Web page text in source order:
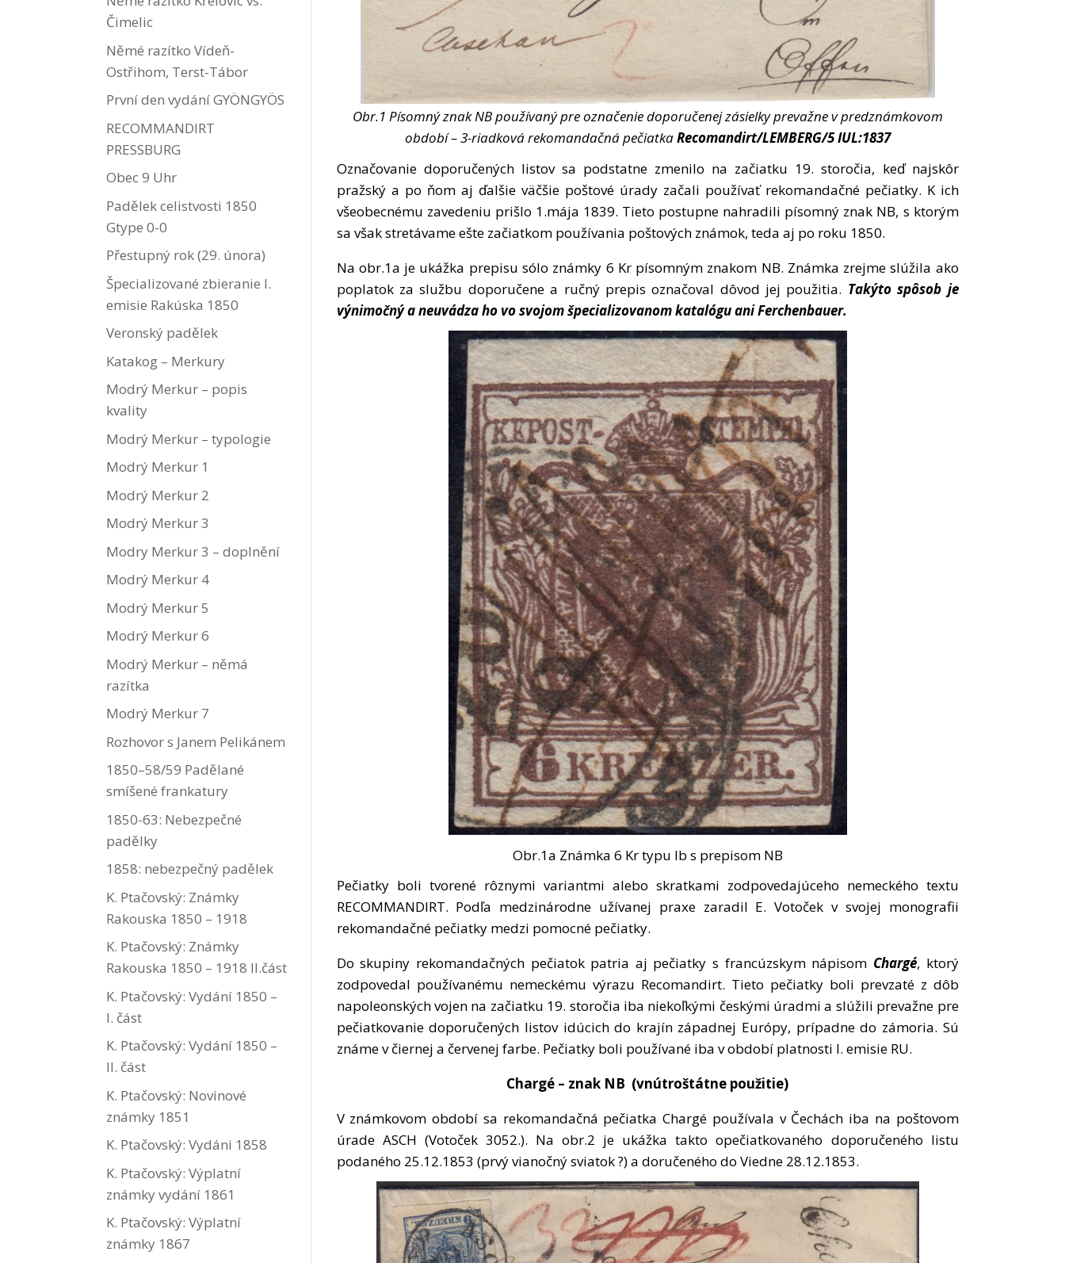
Obr.1 Písomný znak NB používaný pre označenie doporučenej zásielky prevažne v predznámkovom
období – 3-riadková rekomandačná pečiatkaRecomandirt/LEMBERG/5 IUL:1837
Označovanie doporučených listov sa podstatne zmenilo na začiatku 19. storočia, keď najskôr
pražský a po ňom aj ďalšie väčšie poštové úrady začali používať rekomandačné pečiatky. K ich
všeobecnému zavedeniu prišlo 1.mája 1839. Tieto postupne nahradili písomný znak NB, s ktorým
sa však stretávame ešte začiatkom používania poštových známok, teda aj po roku 1850.
Na obr.1a je ukážka prepisu sólo známky 6 Kr písomným znakom NB. Známka zrejme slúžila ako
poplatok za službu doporučene a ručný prepis označoval dôvod jej použitia. Takýto spôsob je
výnimočný a neuvádza ho vo svojom špecializovanom katalógu ani Ferchenbauer.
Obr.1a Známka 6 Kr typu Ib s prepisom NB
Pečiatky boli tvorené rôznymi variantmi alebo skratkami zodpovedajúceho nemeckého textu
RECOMMANDIRT. Podľa medzinárodne užívanej praxe zaradil E. Votoček v svojej monografii
rekomandačné pečiatky medzi pomocné pečiatky.
Do skupiny rekomandačných pečiatok patria aj pečiatky s francúzskym nápisom Chargé, ktorý
zodpovedal používanému nemeckému výrazu Recomandirt. Tieto pečiatky boli prevzaté z dôb
napoleonských vojen na začiatku 19. storočia iba niekoľkými českými úradmi a slúžili prevažne pre
pečiatkovanie doporučených listov idúcich do krajín západnej Európy, prípadne do zámoria. Sú
známe v čiernej a červenej farbe. Pečiatky boli používané iba v období platnosti I. emisie RU.
Chargé – znak NB (vnútroštátne použitie)
V známkovom období sa rekomandačná pečiatka Chargé používala v Čechách iba na poštovom
úrade ASCH (Votoček 3052.). Na obr.2 je ukážka takto opečiatkovaného doporučeného listu
podaného 25.12.1853 (prvý vianočný sviatok ?) a doručeného do Viedne 28.12.1853.
Čimelic
Němé razítko Vídeň-
Ostřihom, Terst-Tábor
První den vydání GYÖNGYÖS
RECOMMANDIRT
PRESSBURG
Obec 9 Uhr
Padělek celistvosti 1850
Gtype 0-0
Přestupný rok (29. února)
Špecializované zbieranie I.
emisie Rakúska 1850
Veronský padělek
Katakog – Merkury
Modrý Merkur – popis
kvality
Modrý Merkur – typologie
Modrý Merkur 1
Modrý Merkur 2
Modrý Merkur 3
Modry Merkur 3 – doplnění
Modrý Merkur 4
Modrý Merkur 5
Modrý Merkur 6
Modrý Merkur – němá
razítka
Modrý Merkur 7
Rozhovor s Janem Pelikánem
1850–58/59 Padělané
smíšené frankatury
1850-63: Nebezpečné
padělky
1858: nebezpečný padělek
K. Ptačovský: Známky
Rakouska 1850 – 1918
K. Ptačovský: Známky
Rakouska 1850 – 1918 II.část
K. Ptačovský: Vydání 1850 –
I. část
K. Ptačovský: Vydání 1850 –
II. část
K. Ptačovský: Novinové
známky 1851
K. Ptačovský: Vydáni 1858
K. Ptačovský: Výplatní
známky vydání 1861
K. Ptačovský: Výplatní
známky 1867